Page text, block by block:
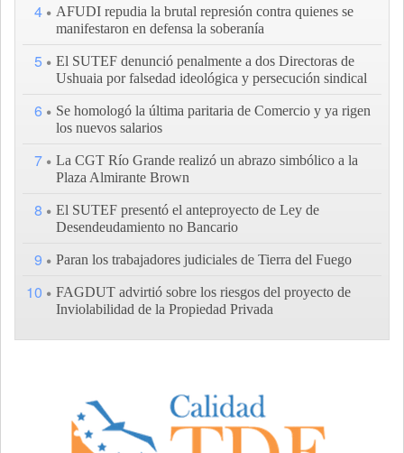
4
AFUDI repudia la brutal represión contra quienes se
manifestaron en defensa la soberanía
5
El SUTEF denunció penalmente a dos Directoras de
Ushuaia por falsedad ideológica y persecución sindical
6
Se homologó la última paritaria de Comercio y ya rigen
los nuevos salarios
7
La CGT Río Grande realizó un abrazo simbólico a la
Plaza Almirante Brown
8
El SUTEF presentó el anteproyecto de Ley de
Desendeudamiento no Bancario
9 Paran los trabajadores judiciales de Tierra del Fuego
10
FAGDUT advirtió sobre los riesgos del proyecto de
Inviolabilidad de la Propiedad Privada